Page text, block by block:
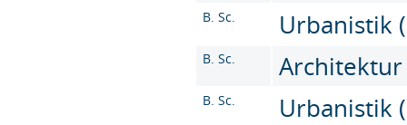
B. Sc. Urbanistik
B. Sc. Architektur
B. Sc. Urbanistik